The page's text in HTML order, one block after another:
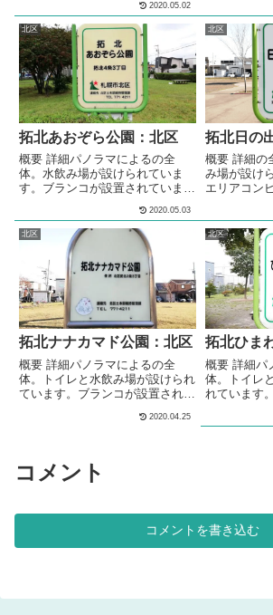
パノラマによるの遊具エリア全
体。コンビネーション遊具が設置
されています。つる棚のパーゴラ
が設けられています。 多目的広
場パノラマによるの多目的広場全
体。広場には、2メートルほどの
高さのスキー山が作られていま
す。冬には、ソリ遊びやスキー遊
びができる雪山になります。 パ
ークゴルフ場ホ...
2020.05.02
れています
ます。砂場
置されてい
れています
ある、公園
られていま
遊具が設置
情報郵便番
海道札幌市
−３管理...
北区
拓北あおぞら公園：北区
概要 詳細パノラマによるの全
体。水飲み場が設けられていま
す。ブランコが設置されていま
す。シーソーが設置されていま
す。4段階の高さの鉄棒が設置さ
れています。砂場が設けられてい
ます。ベンチが設置されていま
す。芝による多目的な利用が出来
る広場が設けられています。 メ
モ住宅街の中にある、公園です。
水飲み場が設けられています。芝
による多目的な利用が出来る広場
が設けられています。 ...
2020.05.03
北区
拓北日の
概要 詳細の
み場が設け
エリアコン
ランコが設
ザンロープ
す。3段階
れています
ま屋が、設
目的広場多
場が設けら
ンチが設置
北区の住宅
す。トイレ
北区
拓北ナナカマド公園：北区
概要 詳細パノラマによるの全
体。トイレと水飲み場が設けられ
ています。ブランコが設置されて
ます。シーソーが設置されていま
ます。砂場の脇にはベンチが設置
されています。多目的な利用が出
園です。トイレと水飲み場が設け
られています。多目的な利用が出
来る広場が設...
2020.04.25
北区
拓北ひま
概要 詳細パ
体。トイレ
れています
が設置され
る、公園で
が、設けら
ーション遊
コメント
コメントを書き込む